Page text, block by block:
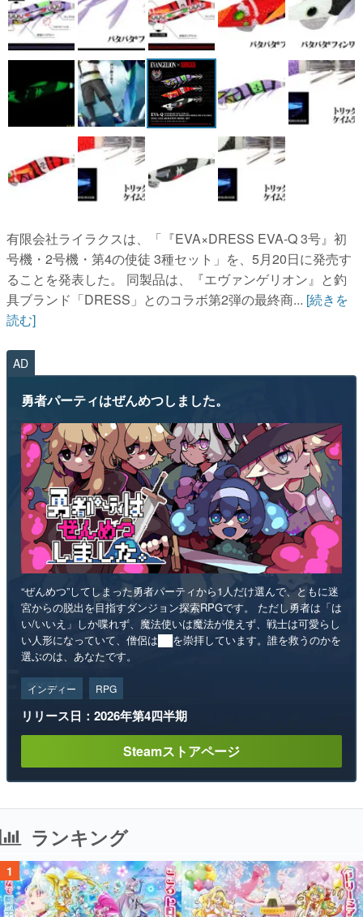
運営：株式会社マレ
有限会社ライラクスは、「『EVA×DRESS EVA-Q 3号』初
号機・2号機・第4の使徒 3種セット」を、5月20日に発売す
ることを発表した。 同製品は、『エヴァンゲリオン』と釣
具ブランド「DRESS」とのコラボ第2弾の最終商... [続きを
読む]
AD
勇者パーティはぜんめつしました。
“ぜんめつ”してしまった勇者パーティから1人だけ選んで、ともに迷
宮からの脱出を目指すダンジョン探索RPGです。 ただし勇者は「は
い/いいえ」しか喋れず、魔法使いは魔法が使えず、戦士は可愛らし
い人形になっていて、僧侶は██を崇拝しています。誰を救うのかを
選ぶのは、あなたです。
インディー RPG
リリース日：2026年第4四半期
Steamストアページ
ランキング
1